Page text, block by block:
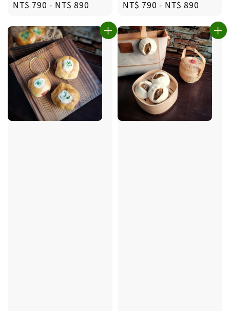
Regular
NT$ 790 - NT$ 890
Regular
NT$ 790 - NT$ 890